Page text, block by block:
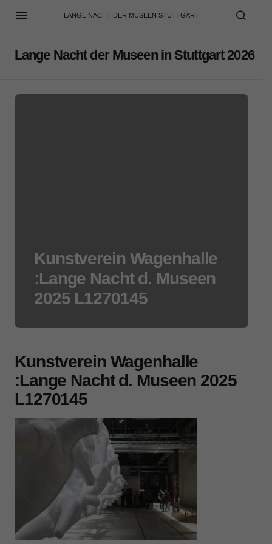
LANGE NACHT DER MUSEEN STUTTGART
Lange Nacht der Museen in Stuttgart 2026
Kunstverein Wagenhalle
:Lange Nacht d. Museen
2025 L1270145
Kunstverein Wagenhalle
:Lange Nacht d. Museen 2025
L1270145